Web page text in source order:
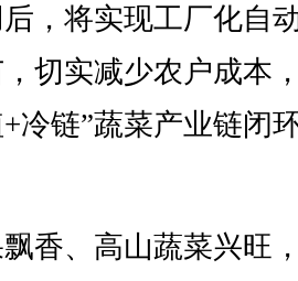
，将实现工厂化自
切实减少农户成本
冷链”蔬菜产业链闭
、高山蔬菜兴旺